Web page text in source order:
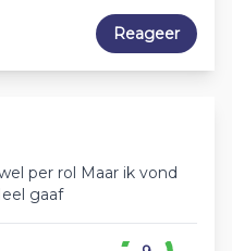
Reageer
per rol Maar ik vond
gaaf